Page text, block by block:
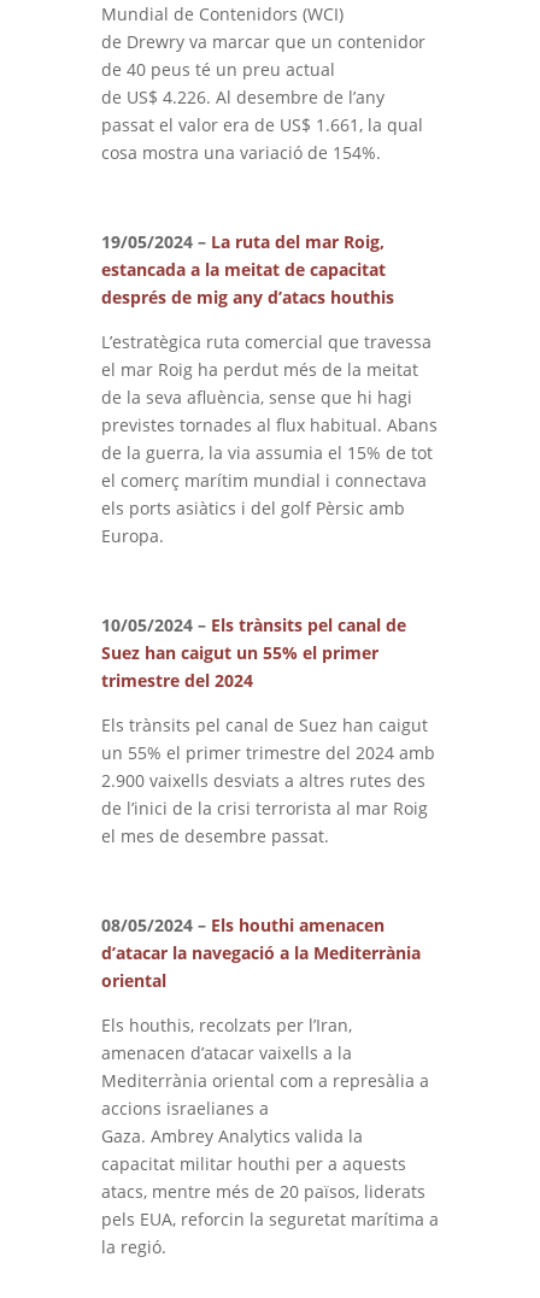
Mundial de Contenidors (WCI)
de Drewry va marcar que un contenidor
de 40 peus té un preu actual
de US$ 4.226. Al desembre de l’any
passat el valor era de US$ 1.661, la qual
cosa mostra una variació de 154%.
19/05/2024 – La ruta del mar Roig,
estancada a la meitat de capacitat
després de mig any d’atacs houthis
L’estratègica ruta comercial que travessa
el mar Roig ha perdut més de la meitat
de la seva afluència, sense que hi hagi
previstes tornades al flux habitual. Abans
de la guerra, la via assumia el 15% de tot
el comerç marítim mundial i connectava
els ports asiàtics i del golf Pèrsic amb
Europa.
10/05/2024 – Els trànsits pel canal de
Suez han caigut un 55% el primer
trimestre del 2024
Els trànsits pel canal de Suez han caigut
un 55% el primer trimestre del 2024 amb
2.900 vaixells desviats a altres rutes des
de l’inici de la crisi terrorista al mar Roig
el mes de desembre passat.
08/05/2024 – Els houthi amenacen
d’atacar la navegació a la Mediterrània
oriental
Els houthis, recolzats per l’Iran,
amenacen d’atacar vaixells a la
Mediterrània oriental com a represàlia a
accions israelianes a
Gaza. Ambrey Analytics valida la
capacitat militar houthi per a aquests
atacs, mentre més de 20 països, liderats
pels EUA, reforcin la seguretat marítima a
la regió.